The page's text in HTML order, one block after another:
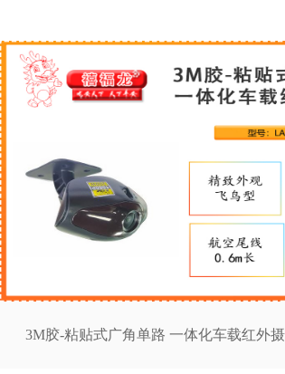
3M胶-粘贴式广角单路 一体化车载红外